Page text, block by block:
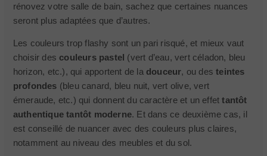
rénovez votre salle de bain, sachez que certaines nuances
seront plus adaptées que d’autres.
Les couleurs trop flashy sont un pari risqué, et mieux vaut
choisir des couleurs pastel (vert d’eau, vert céladon, bleu
horizon, etc.), qui apportent de la douceur, ou desteintes
profondes (bleu canard, bleu nuit, vert olive, vert
émeraude, etc.) qui donnent du caractère et un effettantôt
authentique tantôt moderne. Et dans ce deuxième cas, il
est conseillé de nuancer avec des couleurs plus claires,
notamment au niveau des meubles et du sol.